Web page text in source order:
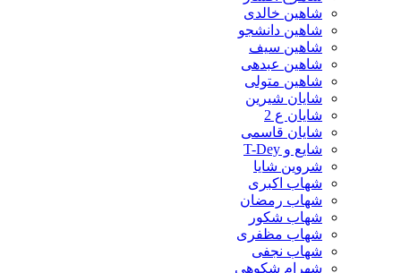
شاهین خالدی
شاهین دانشجو
شاهین سیف
شاهین عبدهی
شاهین متولی
شایان شیرین
شایان ع 2
شایان قاسمی
شایع و T-Dey
شروین شایا
شهاب اکبری
شهاب رمضان
شهاب شکور
شهاب مظفری
شهاب نجفی
شهرام شکوهی